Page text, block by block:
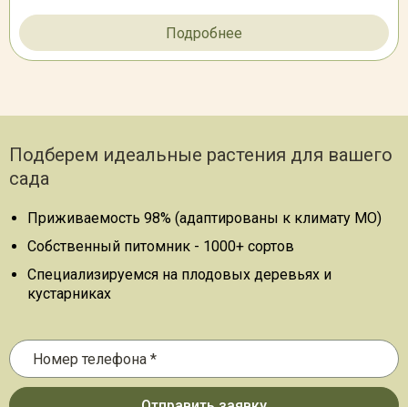
Подробнее
Подберем идеальные растения для вашего
сада
Приживаемость 98% (адаптированы к климату МО)
Собственный питомник - 1000+ сортов
Специализируемся на плодовых деревьях и
кустарниках